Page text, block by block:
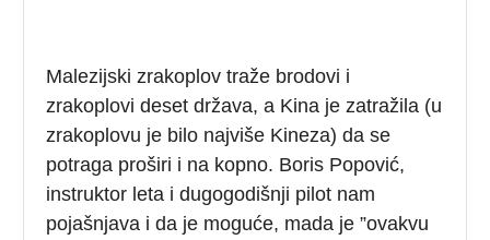
Malezijski zrakoplov traže brodovi i
zrakoplovi deset država, a Kina je zatražila (u
zrakoplovu je bilo najviše Kineza) da se
potraga proširi i na kopno. Boris Popović,
instruktor leta i dugogodišnji pilot nam
pojašnjava i da je moguće, mada je ”ovakvu